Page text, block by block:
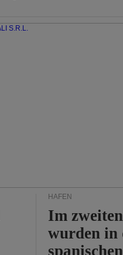
HÄFEN
Im
wurden in